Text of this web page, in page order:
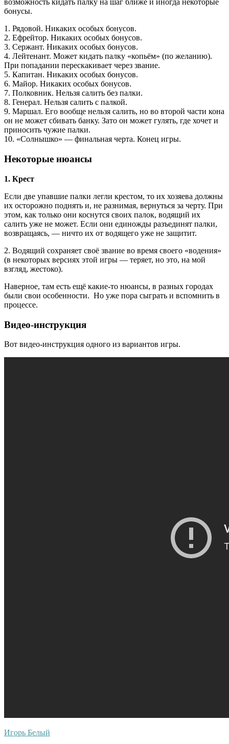
возможность кидать палку на шаг ближе и иногда некоторые
бонусы.
1. Рядовой. Никаких особых бонусов.
2. Ефрейтор. Никаких особых бонусов.
3. Сержант. Никаких особых бонусов.
4. Лейтенант. Может кидать палку «копьём» (по желанию).
При попадании перескакивает через звание.
5. Капитан. Никаких особых бонусов.
6. Майор. Никаких особых бонусов.
7. Полковник. Нельзя салить без палки.
8. Генерал. Нельзя салить с палкой.
9. Маршал. Его вообще нельзя салить, но во второй части кона
он не может сбивать банку. Зато он может гулять, где хочет и
приносить чужие палки.
10. «Солнышко» — финальная черта. Конец игры.
Некоторые нюансы
1. Крест
Если две упавшие палки легли крестом, то их хозяева должны
их осторожно поднять и, не разнимая, вернуться за черту. При
этом, как только они коснутся своих палок, водящий их
салить уже не может. Если они единожды разъединят палки,
возвращаясь, — ничто их от водящего уже не защитит.
2. Водящий сохраняет своё звание во время своего «водения»
(в некоторых версиях этой игры — теряет, но это, на мой
взгляд, жестоко).
Наверное, там есть ещё какие-то нюансы, в разных городах
были свои особенности. Но уже пора сыграть и вспомнить в
процессе.
Видео-инструкция
Вот видео-инструкция одного из вариантов игры.
Игорь Белый